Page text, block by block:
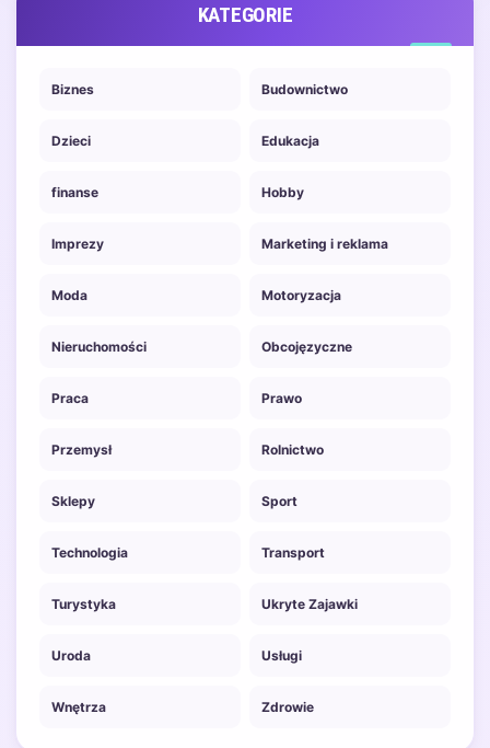
KATEGORIE
Biznes Budownictwo
Dzieci Edukacja
finanse Hobby
Imprezy Marketing i reklama
Moda Motoryzacja
Nieruchomości Obcojęzyczne
Praca Prawo
Przemysł Rolnictwo
Sklepy Sport
Technologia Transport
Turystyka Ukryte Zajawki
Uroda Usługi
Wnętrza Zdrowie